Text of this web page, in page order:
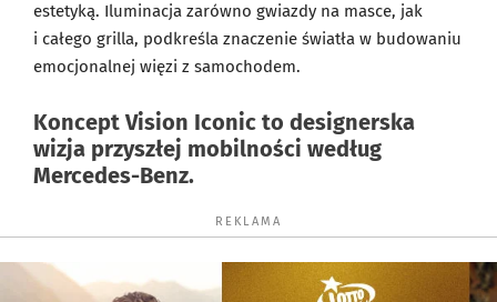
estetyką. Iluminacja zarówno gwiazdy na masce, jak
i całego grilla, podkreśla znaczenie światła w budowaniu
emocjonalnej więzi z samochodem.
Koncept Vision Iconic to designerska
wizja przyszłej mobilności według
Mercedes-Benz.
REKLAMA